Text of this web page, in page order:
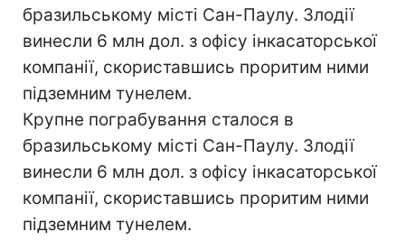
бразильському місті Сан-Паулу. Злодії
винесли 6 млн дол. з офісу інкасаторської
компанії, скориставшись проритим ними
підземним тунелем.
Крупне пограбування сталося в
бразильському місті Сан-Паулу. Злодії
винесли 6 млн дол. з офісу інкасаторської
компанії, скориставшись проритим ними
підземним тунелем.